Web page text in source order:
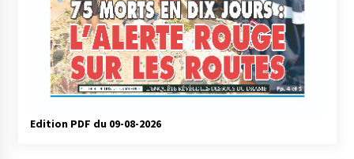
Edition PDF du 09-08-2026